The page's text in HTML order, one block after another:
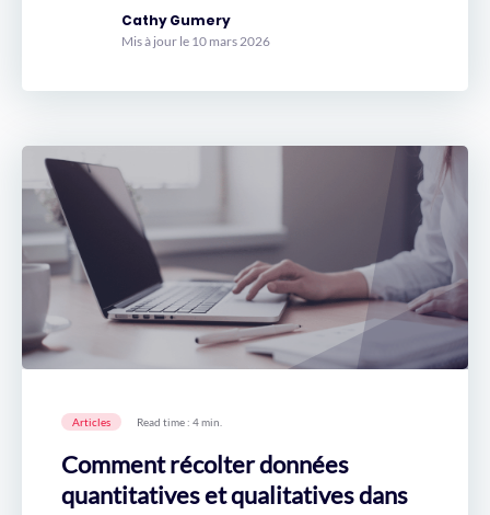
Cathy Gumery
Mis à jour le 10 mars 2026
Articles Read time : 4 min.
Comment récolter données
quantitatives et qualitatives dans